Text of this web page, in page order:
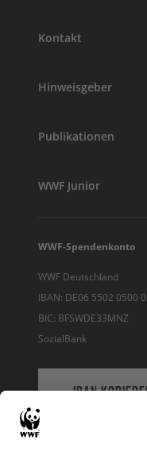
Kontakt
Hinweisgeber
Publikationen
WWF Junior
WWF-Spendenkonto
WWF Deutschland
IBAN: DE06 5502 0500
BIC: BFSWDE33MNZ
SozialBank
IBAN